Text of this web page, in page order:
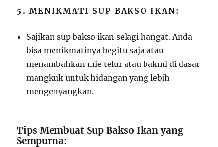
5.MENIKMATI SUP BAKSO IKAN:
Sajikan sup bakso ikan selagi hangat. Anda
bisa menikmatinya begitu saja atau
menambahkan mie telur atau bakmi di dasar
mangkuk untuk hidangan yang lebih
mengenyangkan.
Tips Membuat Sup Bakso Ikan yang
Sempurna: